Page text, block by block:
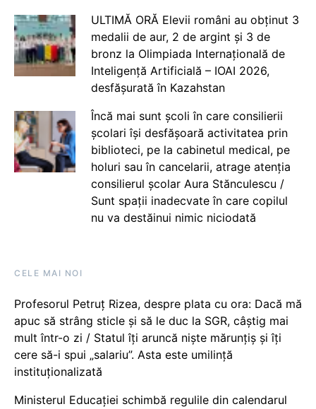
ULTIMĂ ORĂ Elevii români au obținut 3
medalii de aur, 2 de argint și 3 de
bronz la Olimpiada Internațională de
Inteligență Artificială – IOAI 2026,
desfășurată în Kazahstan
Încă mai sunt școli în care consilierii
școlari își desfășoară activitatea prin
biblioteci, pe la cabinetul medical, pe
holuri sau în cancelarii, atrage atenția
consilierul școlar Aura Stănculescu /
Sunt spații inadecvate în care copilul
nu va destăinui nimic niciodată
CELE MAI NOI
Profesorul Petruț Rizea, despre plata cu ora: Dacă mă
apuc să strâng sticle și să le duc la SGR, câștig mai
mult într-o zi / Statul îți aruncă niște mărunțiș și îți
cere să-i spui „salariu”. Asta este umilință
instituționalizată
Ministerul Educației schimbă regulile din calendarul